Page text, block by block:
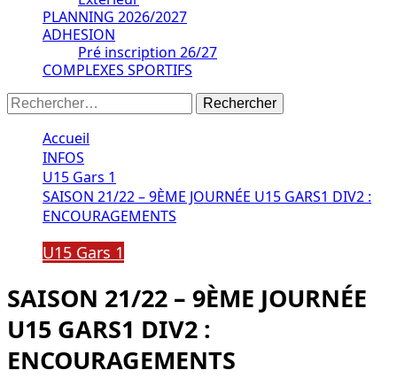
PLANNING 2026/2027
ADHESION
Pré inscription 26/27
COMPLEXES SPORTIFS
Rechercher :
Accueil
INFOS
U15 Gars 1
SAISON 21/22 – 9ÈME JOURNÉE U15 GARS1 DIV2 :
ENCOURAGEMENTS
U15 Gars 1
SAISON 21/22 – 9ÈME JOURNÉE
U15 GARS1 DIV2 :
ENCOURAGEMENTS